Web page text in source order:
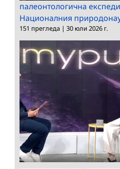
палеонтологична
Националния
151 прегледа | 30 юли 2026 г.